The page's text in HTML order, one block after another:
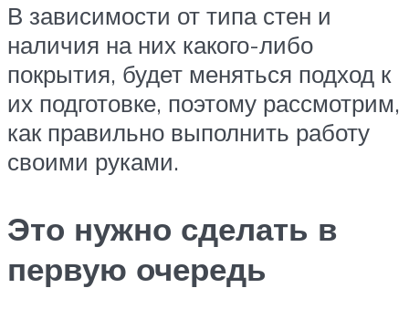
В зависимости от типа стен и
наличия на них какого-либо
покрытия, будет меняться подход к
их подготовке, поэтому рассмотрим,
как правильно выполнить работу
своими руками.
Это нужно сделать в
первую очередь